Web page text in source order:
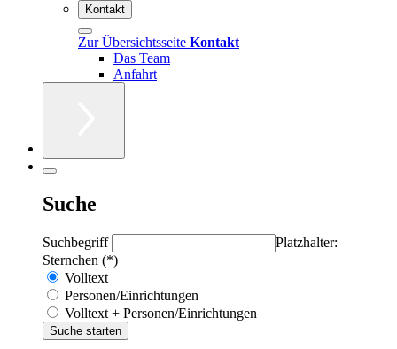
Kontakt
Zur Übersichtsseite Kontakt
Das Team
Anfahrt
Suche
Suchbegriff
Platzhalter:
Sternchen (*)
Volltext
Personen/Einrichtungen
Volltext + Personen/Einrichtungen